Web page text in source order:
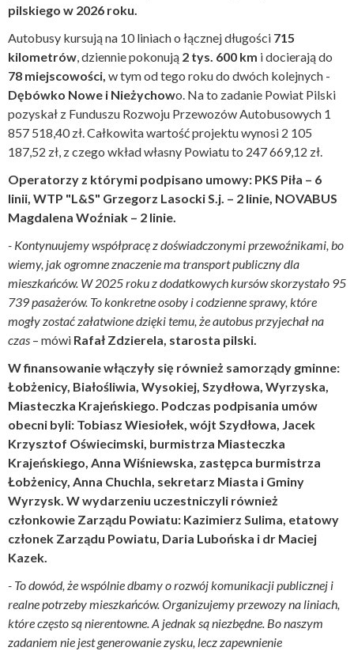
pilskiego w 2026 roku.
Autobusy kursują na 10 liniach o łącznej długości 715
kilometrów, dziennie pokonują 2 tys. 600 km i docierają do
78 miejscowości, w tym od tego roku do dwóch kolejnych -
Dębówko Nowe i Nieżychowo. Na to zadanie Powiat Pilski
pozyskał z Funduszu Rozwoju Przewozów Autobusowych 1
857 518,40 zł. Całkowita wartość projektu wynosi 2 105
187,52 zł, z czego wkład własny Powiatu to 247 669,12 zł.
Operatorzy z którymi podpisano umowy: PKS Piła – 6
linii, WTP "L&S" Grzegorz Lasocki S.j. – 2 linie, NOVABUS
Magdalena Woźniak – 2 linie.
- Kontynuujemy współpracę z doświadczonymi przewoźnikami, bo
wiemy, jak ogromne znaczenie ma transport publiczny dla
mieszkańców. W 2025 roku z dodatkowych kursów skorzystało 95
739 pasażerów. To konkretne osoby i codzienne sprawy, które
mogły zostać załatwione dzięki temu, że autobus przyjechał na
czas – mówi Rafał Zdzierela, starosta pilski.
W finansowanie włączyły się również samorządy gminne:
Łobżenicy, Białośliwia, Wysokiej, Szydłowa, Wyrzyska,
Miasteczka Krajeńskiego. Podczas podpisania umów
obecni byli: Tobiasz Wiesiołek, wójt Szydłowa, Jacek
Krzysztof Oświecimski, burmistrza Miasteczka
Krajeńskiego, Anna Wiśniewska, zastępca burmistrza
Łobżenicy, Anna Chuchla, sekretarz Miasta i Gminy
Wyrzysk. W wydarzeniu uczestniczyli również
członkowie Zarządu Powiatu: Kazimierz Sulima, etatowy
członek Zarządu Powiatu, Daria Lubońska i dr Maciej
Kazek.
- To dowód, że wspólnie dbamy o rozwój komunikacji publicznej i
realne potrzeby mieszkańców. Organizujemy przewozy na liniach,
które często są nierentowne. A jednak są niezbędne. Bo naszym
zadaniem nie jest generowanie zysku, lecz zapewnienie